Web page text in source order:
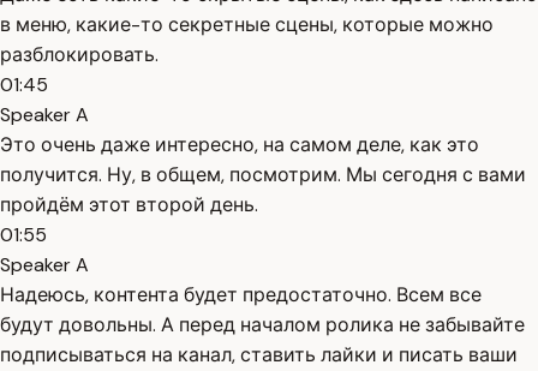
в меню, какие-то секретные сцены, которые можно
разблокировать.
01:45
Speaker A
Это очень даже интересно, на самом деле, как это
получится. Ну, в общем, посмотрим. Мы сегодня с вами
пройдём этот второй день.
01:55
Speaker A
Надеюсь, контента будет предостаточно. Всем все
будут довольны. А перед началом ролика не забывайте
подписываться на канал, ставить лайки и писать ваши